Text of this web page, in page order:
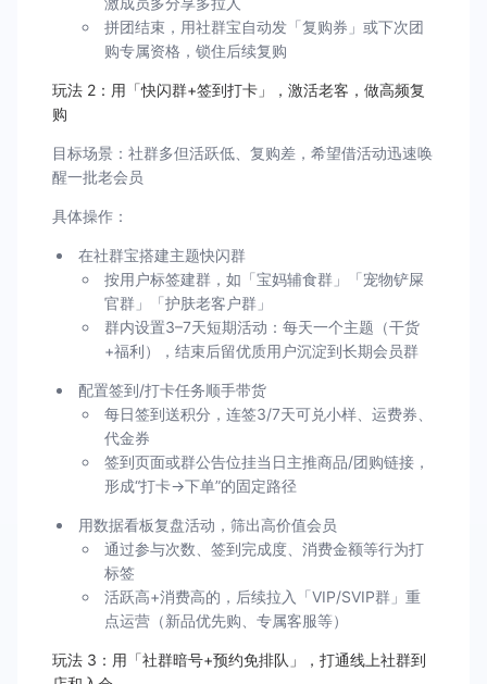
拼团结束，用社群宝自动发「复购券」或下次团
购专属资格，锁住后续复购
玩法 2：用「快闪群+签到打卡」，激活老客，做高频复
购
目标场景：社群多但活跃低、复购差，希望借活动迅速唤
醒一批老会员
具体操作：
在社群宝搭建主题快闪群
按用户标签建群，如「宝妈辅食群」「宠物铲屎
官群」「护肤老客户群」
群内设置3–7天短期活动：每天一个主题（干货
+福利），结束后留优质用户沉淀到长期会员群
配置签到/打卡任务顺手带货
每日签到送积分，连签3/7天可兑小样、运费券、
代金券
签到页面或群公告位挂当日主推商品/团购链接，
形成“打卡→下单”的固定路径
用数据看板复盘活动，筛出高价值会员
通过参与次数、签到完成度、消费金额等行为打
标签
活跃高+消费高的，后续拉入「VIP/SVIP群」重
点运营（新品优先购、专属客服等）
玩法 3：用「社群暗号+预约免排队」，打通线上社群到